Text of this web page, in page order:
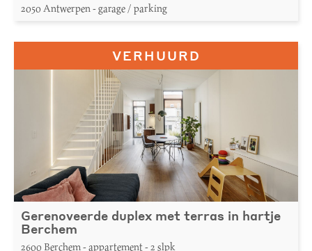
2050 Antwerpen - garage / parking
VERHUURD
Gerenoveerde duplex met terras in hartje
Berchem
2600 Berchem - appartement - 2 slpk